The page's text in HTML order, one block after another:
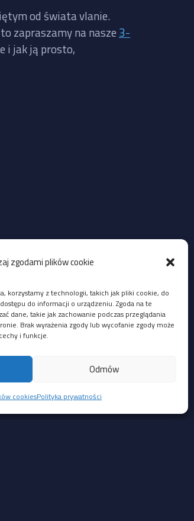
zgodami plików cookie
korzystamy z technologii, takich jak pliki cookie, do
do informacji o urządzeniu. Zgoda na te
dane, takie jak zachowanie podczas przeglądania
Brak wyrażenia zgody lub wycofanie zgody może
i funkcje.
Odmów
cookiesPolityka prywatności
od świata vlanie.
zapraszamy na nasze 3-
i jak ją prosto,
po zaimportowaniu
lokalnemu,